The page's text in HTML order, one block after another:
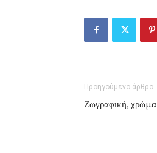
Προηγούμενο άρθρο
Ζωγραφική, χρώμα